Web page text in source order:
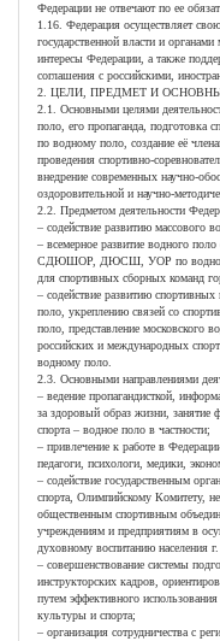
Федерации не отвечают по ее
1.16. Федерация осуществляет
государственной власти и
интересы Федерации, а также
соглашения с российскими,
2. ЦЕЛИ, ПРЕДМЕТ И
2.1. Основными целями
поло, его пропаганда, подготовка
по водному поло, создание её
проведения спортивно-
внедрение современных научно-
оздоровительной и научно-
2.2. Предметом деятельности
– содействие развитию массового
– всемерное развитие водного
СДЮШОР, ДЮСШ, УОР по водному
для спортивных сборных команд
– содействие развитию
поло, укреплению связей со
поло, представление московского
российских и международных
водному поло.
2.3. Основными направлениями
– ведение пропагандисткой,
за здоровый образ жизни, занятие
спорта – водное поло в частности;
– привлечение к работе в
педагоги, психологи, медики,
– содействие государственным
спорта, Олимпийскому Комитету,
общественным спортивным
учреждениям и предприятиям в
духовному воспитанию населения
– совершенствование системы
инструкторских кадров,
путем эффективного использования
культуры и спорта;
– организация сотрудничества с